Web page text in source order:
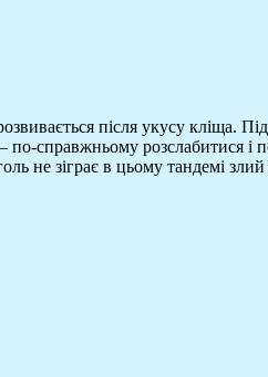
після укусу кліща.
по-справжньому розслабитися
не зіграє в цьому тандемі